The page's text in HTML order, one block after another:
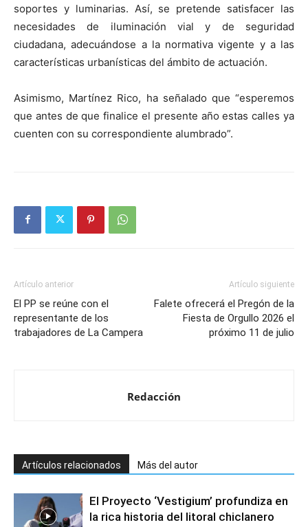
soportes y luminarias. Así, se pretende satisfacer las
necesidades de iluminación vial y de seguridad
ciudadana, adecuándose a la normativa vigente y a las
características urbanísticas del ámbito de actuación.
Asimismo, Martínez Rico, ha señalado que “esperemos
que antes de que finalice el presente año estas calles ya
cuenten con su correspondiente alumbrado”.
Artículo anterior
El PP se reúne con el
representante de los
trabajadores de La Campera
Artículo siguiente
Falete ofrecerá el Pregón de la
Fiesta de Orgullo 2026 el
próximo 11 de julio
Redacción
Artículos relacionados Más del autor
El Proyecto ‘Vestigium’ profundiza en
la rica historia del litoral chiclanero